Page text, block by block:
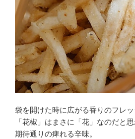
袋を開けた時に広がる香りのフレ
「花椒」はまさに「花」なのだと思
期待通りの痺れる辛味。